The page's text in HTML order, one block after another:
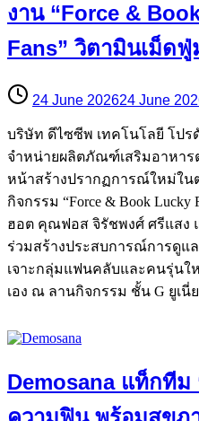
งาน “Force &
Fans” วิตามินเม็ดฟู่
24 June 202624 June
บริษัท ดีไซซีพ เทคโนโลยี โปร
จำหน่ายผลิตภัณฑ์เสริมอาหารต
หน้าสร้างปรากฏการณ์ใหม่ใน
กิจกรรม “Force & Book
ฮอต คุณฟอส จิรัชพงศ์ ศรีแสง
ร่วมสร้างประสบการณ์การดูแ
เจาะกลุ่มแฟนคลับและคนรุ่นใ
เอง ณ ลานกิจกรรม ชั้น G ยูเนี่
Demosana แท็กทีม